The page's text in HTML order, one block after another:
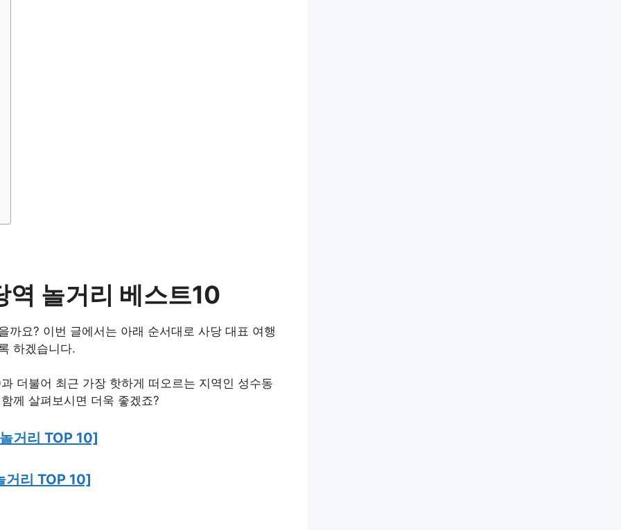
역 놀거리 베스트10
까요? 이번 글에서는 아래 순서대로 사당 대표 여행
하겠습니다.
더불어 최근 가장 핫하게 떠오르는 지역인 성수동
께 살펴보시면 더욱 좋겠죠?
거리 TOP 10]
거리 TOP 10]